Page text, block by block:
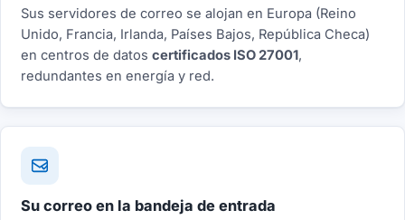
Sus servidores de correo se alojan en Europa (Reino
Unido, Francia, Irlanda, Países Bajos, República Checa)
en centros de datos certificados ISO 27001,
redundantes en energía y red.
Su correo en la bandeja de entrada